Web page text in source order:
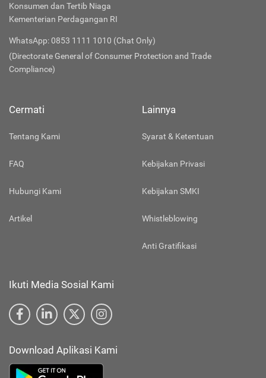
Konsumen dan Tertib Niaga
Kementerian Perdagangan RI
WhatsApp: 0853 1111 1010 (Chat Only)
(Directorate General of Consumer Protection and Trade
Compliance)
Cermati
Tentang Kami
FAQ
Hubungi Kami
Artikel
Lainnya
Syarat & Ketentuan
Kebijakan Privasi
Kebijakan SMKI
Whistleblowing
Anti Gratifikasi
Ikuti Media Sosial Kami
Download Aplikasi Kami